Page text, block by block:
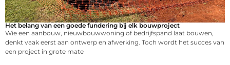
Het belang van een goede fundering bij elk bouwproject
Wie een aanbouw, nieuwbouwwoning of bedrijfspand laat bouwen,
denkt vaak eerst aan ontwerp en afwerking. Toch wordt het succes van
een project in grote mate